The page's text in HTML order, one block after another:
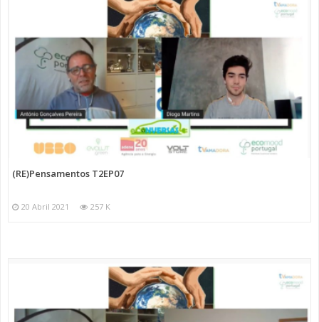
(RE)Pensamentos T2EP07
20 Abril 2021 257 K